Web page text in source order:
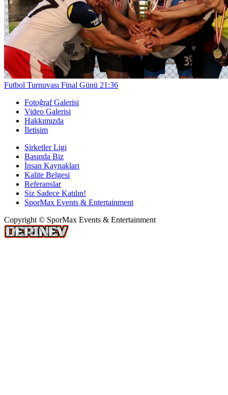
Futbol Turnuvası Final Günü 21:36
Fotoğraf Galerisi
Video Galerisi
Hakkımızda
İletişim
Şirketler Ligi
Basında Biz
İnsan Kaynakları
Kalite Belgesi
Referanslar
Siz Sadece Katılın!
SporMax Events & Entertainment
Copyright © SporMax Events & Entertainment